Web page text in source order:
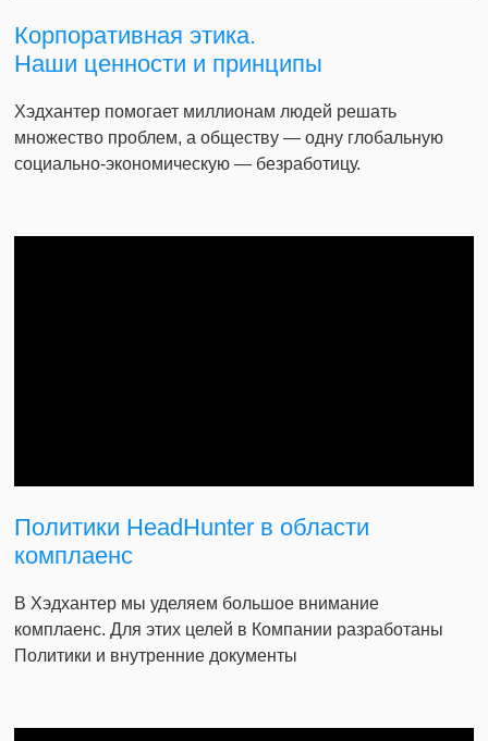
Корпоративная этика.
Наши ценности и принципы
Хэдхантер помогает миллионам людей решать
множество проблем, а обществу — одну глобальную
социально-экономическую — безработицу.
Политики HeadHunter в области
комплаенс
В Хэдхантер мы уделяем большое внимание
комплаенс. Для этих целей в Компании разработаны
Политики и внутренние документы